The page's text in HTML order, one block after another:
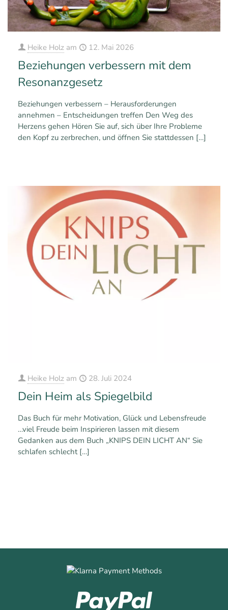
Heike Holz am 12. Mai 2026
Beziehungen verbessern mit dem
Resonanzgesetz
Beziehungen verbessern – Herausforderungen
annehmen – Entscheidungen treffen Den Weg des
Herzens gehen Hören Sie auf, sich über Ihre Probleme
den Kopf zu zerbrechen, und öffnen Sie stattdessen […]
Heike Holz am 28. Juli 2024
Dein Heim als Spiegelbild
Das Buch für mehr Motivation, Glück und Lebensfreude
…viel Freude beim Inspirieren lassen mit diesem
Gedanken aus dem Buch „KNIPS DEIN LICHT AN“ Sie
schlafen schlecht[…]